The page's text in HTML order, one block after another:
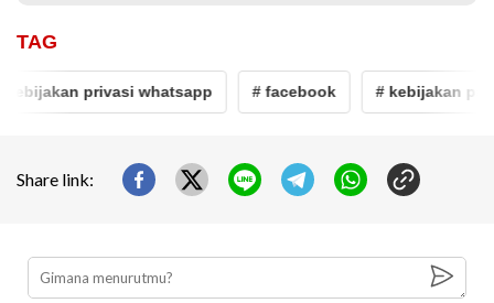
TAG
privasi whatsapp # facebook # kebijakan
Share link: